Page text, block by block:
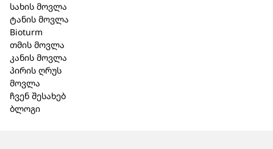
სახის მოვლა
ტანის მოვლა
Bioturm
თმის მოვლა
კანის მოვლა
პირის ღრუს
მოვლა
ჩვენ შესახებ
ბლოგი